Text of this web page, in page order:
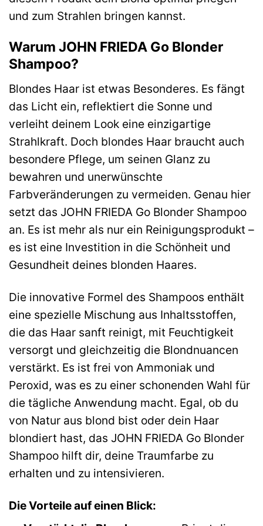
und zum Strahlen bringen kannst.
Warum JOHN FRIEDA Go Blonder
Shampoo?
Blondes Haar ist etwas Besonderes. Es fängt
das Licht ein, reflektiert die Sonne und
verleiht deinem Look eine einzigartige
Strahlkraft. Doch blondes Haar braucht auch
besondere Pflege, um seinen Glanz zu
bewahren und unerwünschte
Farbveränderungen zu vermeiden. Genau hier
setzt das JOHN FRIEDA Go Blonder Shampoo
an. Es ist mehr als nur ein Reinigungsprodukt –
es ist eine Investition in die Schönheit und
Gesundheit deines blonden Haares.
Die innovative Formel des Shampoos enthält
eine spezielle Mischung aus Inhaltsstoffen,
die das Haar sanft reinigt, mit Feuchtigkeit
versorgt und gleichzeitig die Blondnuancen
verstärkt. Es ist frei von Ammoniak und
Peroxid, was es zu einer schonenden Wahl für
die tägliche Anwendung macht. Egal, ob du
von Natur aus blond bist oder dein Haar
blondiert hast, das JOHN FRIEDA Go Blonder
Shampoo hilft dir, deine Traumfarbe zu
erhalten und zu intensivieren.
Die Vorteile auf einen Blick: